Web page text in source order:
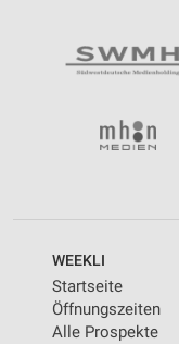
WEEKLI
Startseite
Öffnungszeiten
Alle Prospekte